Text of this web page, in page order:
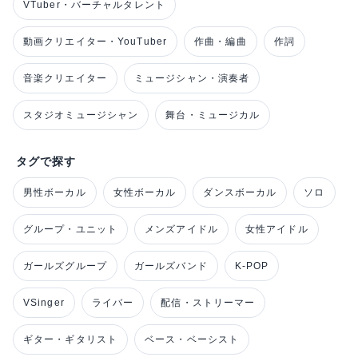
VTuber・バーチャルタレント
動画クリエイター・YouTuber 作曲・編曲 作詞
音楽クリエイター ミュージシャン・演奏者
スタジオミュージシャン 舞台・ミュージカル
タグで探す
男性ボーカル 女性ボーカル ダンスボーカル ソロ
グループ・ユニット メンズアイドル 女性アイドル
ガールズグループ ガールズバンド K-POP
VSinger ライバー 配信・ストリーマー
ギター・ギタリスト ベース・ベーシスト